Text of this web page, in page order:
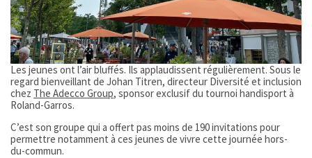
Les jeunes ont l’air bluffés. Ils applaudissent régulièrement. Sous le
regard bienveillant de Johan Titren, directeur Diversité et inclusion
chez The Adecco Group, sponsor exclusif du tournoi handisport à
Roland-Garros.
C’est son groupe qui a offert pas moins de 190 invitations pour
permettre notamment à ces jeunes de vivre cette journée hors-
du-commun.